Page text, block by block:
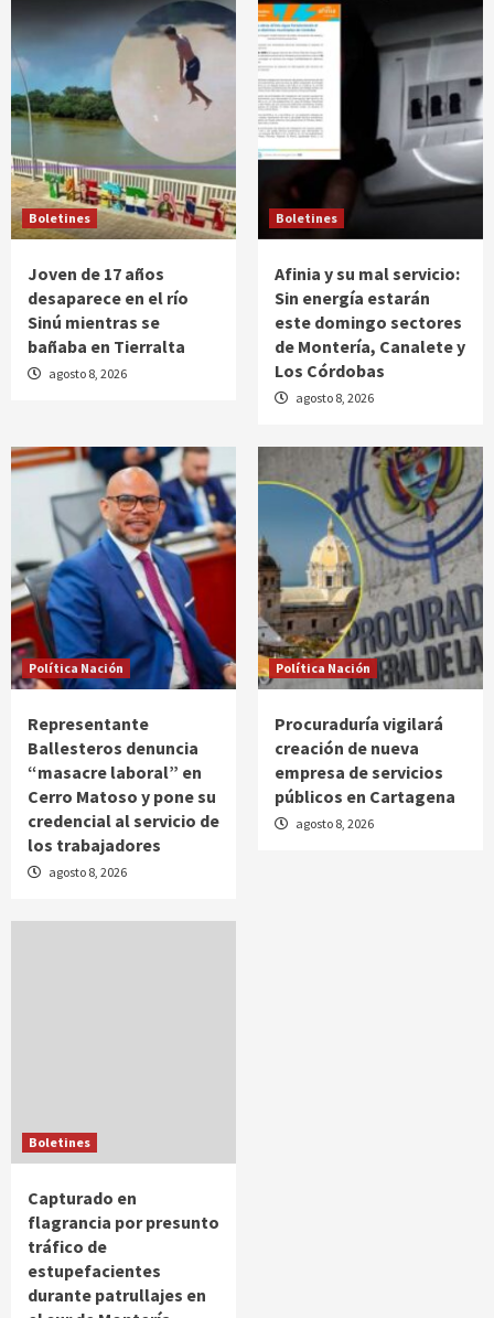
Boletines
Joven de 17 años
desaparece en el río
Sinú mientras se
bañaba en Tierralta
agosto 8, 2026
Boletines
Afinia y su mal servicio:
Sin energía estarán
este domingo sectores
de Montería, Canalete y
Los Córdobas
agosto 8, 2026
Política Nación
Representante
Ballesteros denuncia
“masacre laboral” en
Cerro Matoso y pone su
credencial al servicio de
los trabajadores
agosto 8, 2026
Política Nación
Procuraduría vigilará
creación de nueva
empresa de servicios
públicos en Cartagena
agosto 8, 2026
Boletines
Capturado en
flagrancia por presunto
tráfico de
estupefacientes
durante patrullajes en